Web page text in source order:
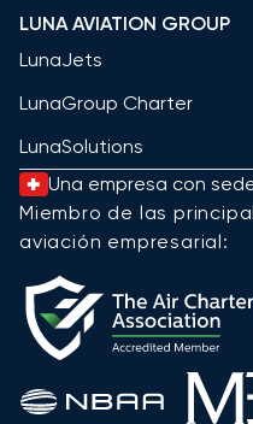
LUNA AVIATION GROUP
LunaJets
LunaGroup Charter
LunaSolutions
Una empresa con
Miembro de las
aviación empresarial: